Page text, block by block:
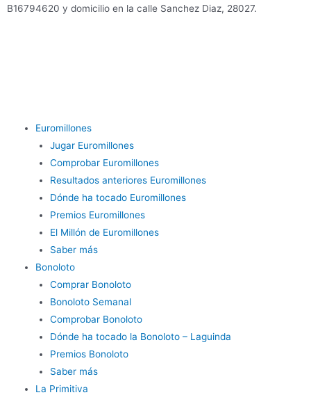
B16794620 y domicilio en la calle Sanchez Diaz, 28027.
Euromillones
Jugar Euromillones
Comprobar Euromillones
Resultados anteriores Euromillones
Dónde ha tocado Euromillones
Premios Euromillones
El Millón de Euromillones
Saber más
Bonoloto
Comprar Bonoloto
Bonoloto Semanal
Comprobar Bonoloto
Dónde ha tocado la Bonoloto – Laguinda
Premios Bonoloto
Saber más
La Primitiva